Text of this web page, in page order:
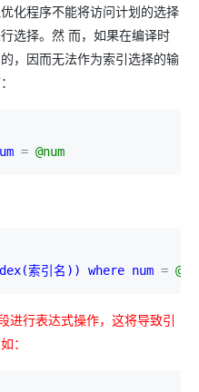
化程序不能将访问计划的选择
选择。然 而，如果在编译时
，因而无法作为索引选择的输
= @num
索引名)) where num =
进行表达式操作，这将导致引
：